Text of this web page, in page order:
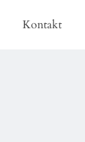
Kontakt